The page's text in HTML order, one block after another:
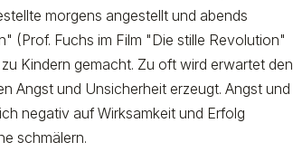
morgens angestellt und abends
(Prof. Fuchs im Film "Die stille Revolution"
Kindern gemacht. Zu oft wird erwartet den
Angst und Unsicherheit erzeugt. Angst und
negativ auf Wirksamkeit und Erfolg
schmälern.